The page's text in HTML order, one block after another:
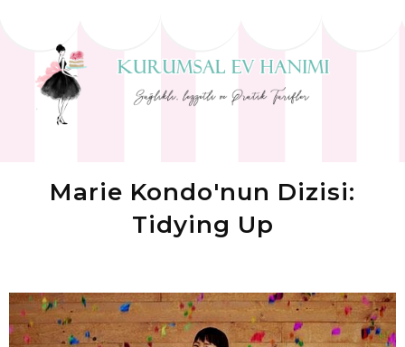
Marie Kondo'nun Dizisi:
Tidying Up